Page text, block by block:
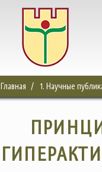
Главная 1. Научные